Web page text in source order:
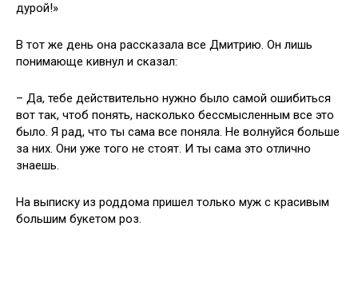
дурой!»
В тот же день она рассказала все Дмитрию. Он лишь
понимающе кивнул и сказал:
– Да, тебе действительно нужно было самой ошибиться
вот так, чтоб понять, насколько бессмысленным все это
было. Я рад, что ты сама все поняла. Не волнуйся больше
за них. Они уже того не стоят. И ты сама это отлично
знаешь.
На выписку из роддома пришел только муж с красивым
большим букетом роз.